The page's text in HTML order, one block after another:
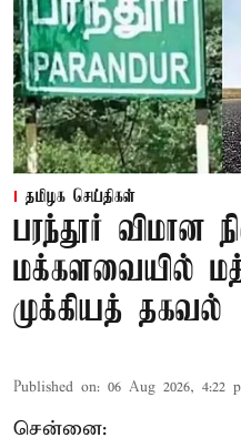
தமிழக செய்திகள்
பரந்தூர் விமான
மக்களவையில்
முக்கியத் தகவல்
Published on: 06 Aug 2026, 4:22
சென்னை: